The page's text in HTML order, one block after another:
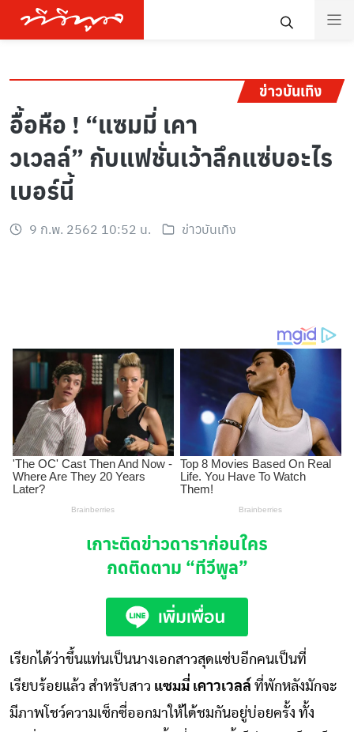
ข่าวบันเทิง
อื้อหือ ! “แซมมี่ เคา
วเวลล์” กับแฟชั่นเว้าลึกแซ่บอะไร
เบอร์นี้
9 ก.พ. 2562 10:52 น. ข่าวบันเทิง
เกาะติดข่าวดาราก่อนใคร
กดติดตาม “ทีวีพูล”
เรียกได้ว่าขึ้นแท่นเป็นนางเอกสาวสุดแซ่บอีกคนเป็นที่
เรียบร้อยแล้ว สำหรับสาว แซมมี่ เคาวเวลล์ ที่พักหลังมักจะ
มีภาพโชว์ความเซ็กซี่ออกมาให้ได้ชมกันอยู่บ่อยครั้ง ทั้ง